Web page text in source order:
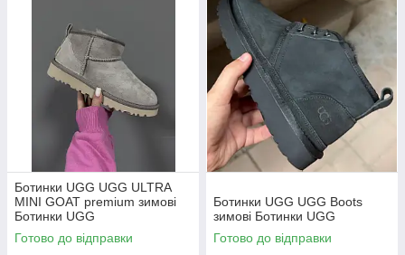
Ботинки UGG UGG ULTRA
MINI GOAT premium зимові
Ботинки UGG
Готово до відправки
Ботинки UGG UGG Boots
зимові Ботинки UGG
Готово до відправки